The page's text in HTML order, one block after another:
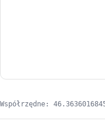
Współrzędne: